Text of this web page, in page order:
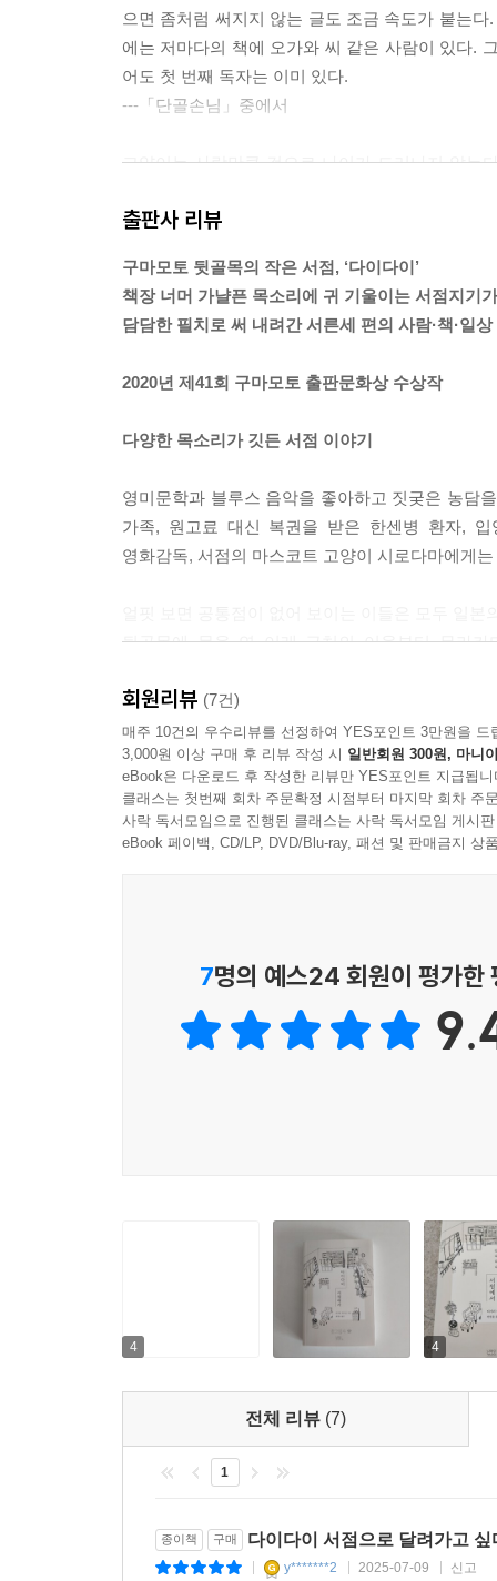
으면 좀처럼 써지지 않는 글도 조금 속도가 붙는
에는 저마다의 책에 오가와 씨 같은 사람이 있다.
어도 첫 번째 독자는 이미 있다.
---「단골손님」중에서
고양이는 사람만큼 겉으로 나이가 드러나지 않는
이빨이 조금씩 빠지고 있고 근력도 약해지고 있는
길 바랄 때는 등에 매달리고, 아직도 장난감 낚싯
그다지 변하지 않을 것 같아서 언제까지나 곁에
이 심장박동 소리를 들을 수 있기를 바라면서, 나
---「콩콩콩」중에서
어젯밤에 먹다 남은 카레 같은 기억이 여기에도
람…… 가지각색의 무엇인가가 누구나의 기억과 조
맞아 맞아, 그런 거 있었어.
---「투명한 손님」중에서
어디나 그렇겠지만, 여러 번 가면 망설이지 않고
리를 바꾸는 사람도 있다. 나 역시 낯선 곳에 가면
만다.
이 녹색 의자는 손님이 주셨다.
눈과 전선에서 싸우는 병사의 눈은 서로 다른 것
인육을 먹기에 이르는 과정을 통해 전쟁터가 어
린코 짱이 서점의 서가를 보고 “여전히 약자의
소리는 사람을 억누르려고 하는 큰 목소리보다도
그런데 린코 짱은 훗날 첫 번째 책의 추천사에서
한다.
출판사 리뷰
구마모토 뒷골목의 작은 서점, ‘다이다이’
책장 너머 가냘픈 목소리에 귀 기울이는 서점지기가
담담한 필치로 써 내려간 서른세 편의 사람·책·일
2020년 제41회 구마모토 출판문화상 수상작
다양한 목소리가 깃든 서점 이야기
영미문학과 블루스 음악을 좋아하고 짓궂은 농담
가족, 원고료 대신 복권을 받은 한센병 환자,
영화감독, 서점의 마스코트 고양이 시로다마에
뒷골목에 문을 연 이래 근처의 이웃부터 무라카
이 책은 다이다이의 서점지기 다지리 히사
구마모토출판문화상 수상작으로, 다양한 목소리
행간에 흐르는 다정한 마음
저자는 이런 손님들을 보며 “보통 사람, 보통의
만들고 있다”고 말한다. 그리고 이런 손님들이
어떻게든 글로 써서 나타낼 수 없을까 하고 멀
그늘진 일상에 작은 서점이 있다면
이 책은 서점의 카운터석에 앉아 있는 것만으로
편집자의 제안에서 출발했다. 하나하나 읽다
저마다의 작은 이야기에 위로받고 온기를 느낀다
것이다.
크고 화려하지 않아도 때론 그 자리에 있다는 것
전한다. 주변을 둘러보면 다이다이 같은 작고
담아내는 책으로 가득한 서점임에 틀림없다.
회원리뷰 (7건)
매주 10건의 우수리뷰를 선정하여 YES포인트 3만원을 드
3,000원 이상 구매 후 리뷰 작성 시 일반회원 300원, 마니
eBook은 다운로드 후 작성한 리뷰만 YES포인트 지급됩니
클래스는 첫번째 회차 주문확정 시점부터 마지막 회차 주
사락 독서모임으로 진행된 클래스는 사락 독서모임 게시
eBook 페이백, CD/LP, DVD/Blu-ray, 패션 및 판매금지 상
7명의 예스24 회원이 평가한
4 4
전체 리뷰 (7)
1
종이책 구매 다이다이 서점으로 달려가고 싶
y*******2 2025-07-09 신고